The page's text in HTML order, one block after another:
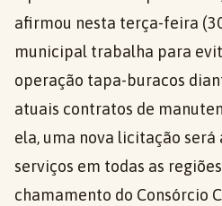
afirmou nesta terça-feira
municipal trabalha para
operação tapa-buracos
atuais contratos de
ela, uma nova licitação
serviços em todas as
chamamento do Consórcio